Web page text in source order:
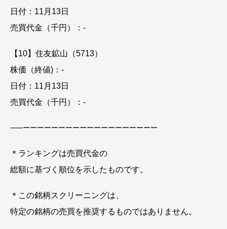
日付：11月13日
売買代金（千円）：-
【10】住友鉱山（5713）
株価（終値)：-
日付：11月13日
売買代金（千円）：-
—–ーーーーーーーーーーーーーーーーーーー
＊ランキングは売買代金の
総額に基づく順位を示したものです。
＊この銘柄スクリーニングは、
特定の銘柄の売買を推奨するものではありません。